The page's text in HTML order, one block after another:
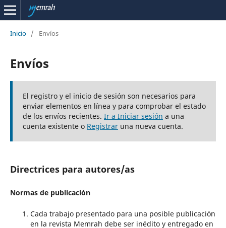
Inicio / Envíos
Envíos
El registro y el inicio de sesión son necesarios para
enviar elementos en línea y para comprobar el estado
de los envíos recientes. Ir a Iniciar sesión a una
cuenta existente o Registraruna nueva cuenta.
Directrices para autores/as
Normas de publicación
Cada trabajo presentado para una posible publicación
en la revista Memrah debe ser inédito y entregado en